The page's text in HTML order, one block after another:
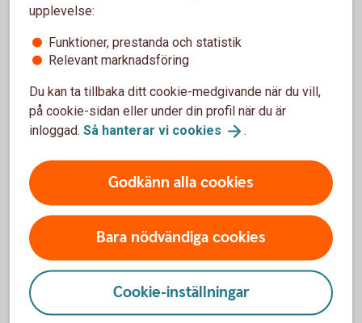
Behöver du hjälp?
Vi guidar dig hur du gör dina bankärenden i appen
och internetbanken.
Räkneexempel betal- och
kreditkort Mastercard
Ränteinformation:Effektiv ränta 13,50 % vid
upplevelse:
Funktioner, prestanda och statistik
Relevant marknadsföring
Du kan ta tillbaka ditt cookie-medgivande när du vill,
på cookie-sidan eller under din profil när du är
inloggad. Så hanterar vi cookies .
Godkänn alla cookies
Bara nödvändiga cookies
Cookie-inställningar